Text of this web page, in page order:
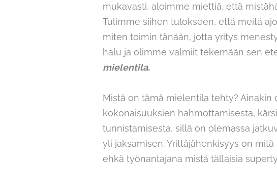
mukavasti, aloimme miettiä, että
Tulimme siihen tulokseen, että meitä
miten toimin tänään, jotta yritys
halu ja olimme valmiit tekemään sen
mielentila.
Mistä on tämä mielentila tehty?
kokonaisuuksien hahmottamisesta,
tunnistamisesta, sillä on olemassa
yli jaksamisen. Yrittäjähenkisyys on
ehkä työnantajana mistä tällaisia